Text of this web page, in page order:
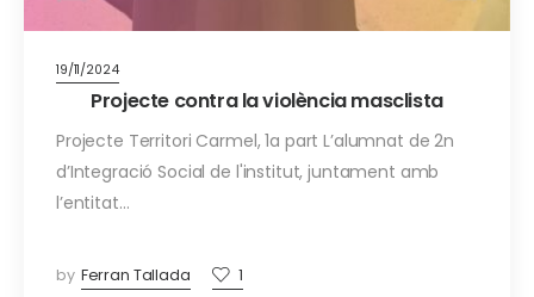
19/11/2024
Projecte contra la violència masclista
Projecte Territori Carmel, 1a part L’alumnat de 2n
d’Integració Social de l'institut, juntament amb
l’entitat…
by Ferran Tallada 1